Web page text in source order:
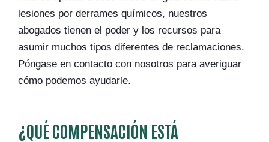
lesiones por derrames químicos, nuestros
abogados tienen el poder y los recursos para
asumir muchos tipos diferentes de reclamaciones.
Póngase en contacto con nosotros para averiguar
cómo podemos ayudarle.
¿QUÉ COMPENSACIÓN ESTÁ